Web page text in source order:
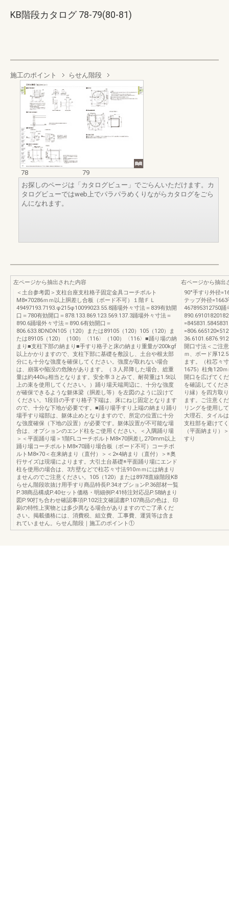
KB階段カタログ 78-79(80-81)
施工のポイント らせん階段
78
79
お探しのページは「カタログビュー」でごらんいただけます。カ
タログビューではweb上でパラパラめくりながらカタログをごら
んになれます。
左ページから抽出された内容
＜土台参考図＞支柱台座支柱格子固定金具コーチボルト
M8×70286ｍｍ以上胴差し合板（ボード不可）１階ＦＬ
49497193.7193.φ215φ10099023.55.8踊場外々寸法＝839有効開
口＝780有効開口＝878.133.869.123.569.137.3踊場外々寸法＝
890.6踊場外々寸法＝890.6有効開口＝
806.633.8DNDN105（120）または89105（120）105（120）ま
たは89105（120）（100）〈116〉（100）〈116〉■踊り場の納
まり■支柱下部の納まり■手すり格子と床の納まり重量が200kgf
以上かかりますので、支柱下部に基礎を敷設し、土台や根太部
分にも十分な強度を確保してください。強度が取れない場合
は、崩落や陥没の危険があります。（３人昇降した場合、総重
量は約440㎏相当となります。安全率３とみて、耐荷重は1.5t以
上の束を使用してください。）踊り場天端周辺に、十分な強度
が確保できるような躯体梁（胴差し等）を左図のように設けて
ください。1段目の手すり格子下端は、床にねじ固定となります
ので、十分な下地が必要です。■踊り場手すり上端の納まり踊り
場手すり端部は、躯体止めとなりますので、所定の位置に十分
な強度確保（下地の設置）が必要です。躯体設置が不可能な場
合は、オプションのエンド柱をご使用ください。＜入隅踊り場
＞＜平面踊り場＞1階FLコーチボルトM8×70胴差し270mm以上
踊り場コーチボルトM8×70踊り場合板（ボード不可）コーチボ
ルトM8×70＜在来納まり（直付）＞＜2×4納まり（直付）＞※奥
行サイズは現場によります。大引土台基礎※平面踊り場にエンド
柱を使用の場合は、3方壁などで柱芯々寸法910ｍｍには納まり
ませんのでご注意ください。105（120）または8978直線階段KB
らせん階段吹抜け用手すり商品特長P.34オプションP.36部材一覧
P.38商品構成P.40セット価格・明細例P.41特注対応品P.58納まり
図P.90打ち合わせ確認事項P.102注文確認書P.107商品の色は、印
刷の特性上実物とは多少異なる場合がありますのでご了承くだ
さい。掲載価格には、消費税、組立費、工事費、運賃等は含ま
れていません。らせん階段｜施工のポイント①
右ページから抽出
90°手すり外径
テップ外径=1663
467895312750踊
開口寸法＜ご注
ｍ、ボード厚
ます。（柱芯々
1675）柱角120
開口を広げてく
を確認してくだ
り縁）を四方取
ます。ご注意く
リングを使用し
大理石、タイル
支柱部を避けて
（平面納まり）
すり